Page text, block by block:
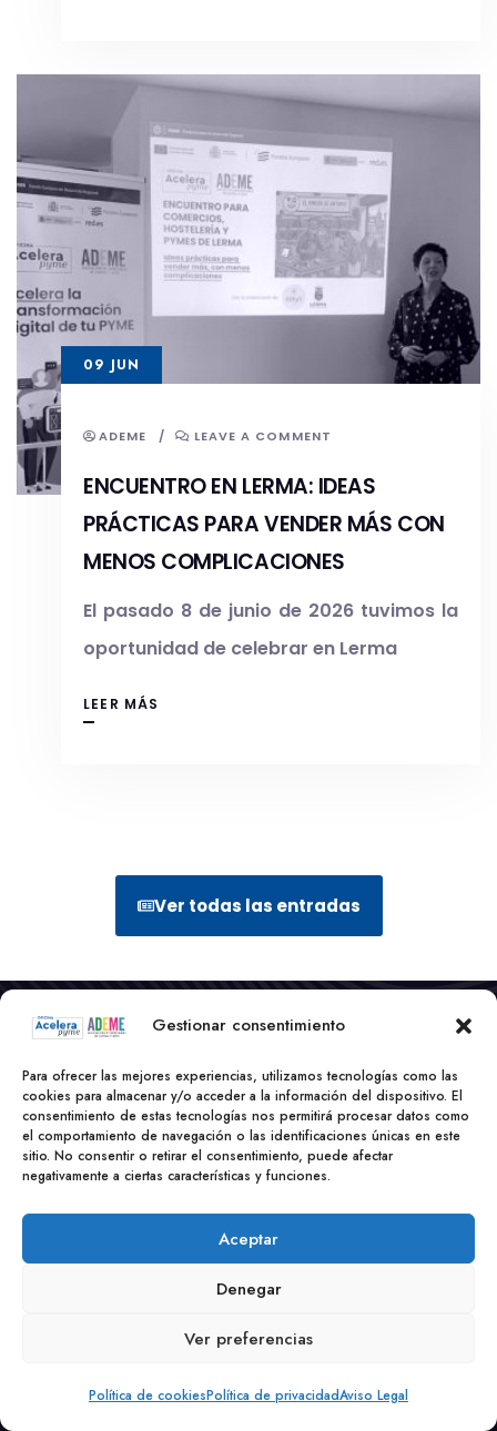
Gestionar consentimiento
Para ofrecer las mejores experiencias, utilizamos tecnologías como las
cookies para almacenar y/o acceder a la información del dispositivo. El
consentimiento de estas tecnologías nos permitirá procesar datos como
el comportamiento de navegación o las identificaciones únicas en este
sitio. No consentir o retirar el consentimiento, puede afectar
negativamente a ciertas características y funciones.
Aceptar
Denegar
Ver preferencias
Política de cookiesPolítica de privacidadAviso Legal
ADEME / LEAVE A COMMENT
ENCUENTRO EN LERMA: IDEAS
PRÁCTICAS PARA VENDER MÁS CON
MENOS COMPLICACIONES
El pasado 8 de junio de 2026 tuvimos la
oportunidad de celebrar en Lerma
LEER MÁS
09 JUN
Ver todas las entradas
info@acelerapyme-ademe.es
Ronda del Ferrocarril 33, Bj - 09200 Miranda de